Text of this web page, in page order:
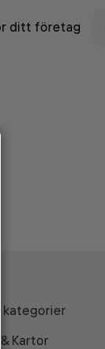
ditt företag
kategorier
& Kartor